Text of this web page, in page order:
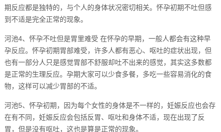
期反应都是独特的，与个人的身体状况密切相关。怀孕初期不吐但感
到不适是完全正常的现象。
河池4、怀孕不吐但是胃里难受 在怀孕的早期，一般人都会有这种早
孕反应。怀孕初期胃部难受，许多人都有恶心、呕吐的症状出现，但
也有一部分人只是感觉胃部不舒服却吐不出来的感觉，其实这多数都
是正常的生理反应。孕期大家可以少食多餐，多吃一些容易消化的食
物，这样可以减少胃部的不适。
河池5、怀孕初期，因为每个女性的身体是不一样的，妊娠反应也会存
在有不同，妊娠反应会包括反胃、呕吐和身体不适，现在出现了反
胃，但是没有呕吐，这也是算是正常的现象。